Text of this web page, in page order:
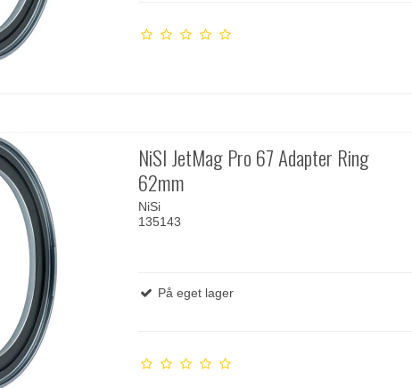
NiSI JetMag Pro 67 Adapter Ring
62mm
NiSi
135143
På eget lager